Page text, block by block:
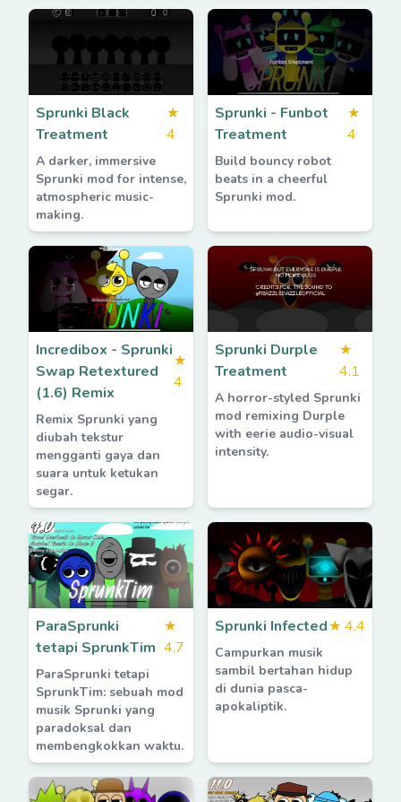
Sprunki Black
Treatment
★
4
A darker, immersive
Sprunki mod for intense,
atmospheric music-
making.
Sprunki - Funbot
Treatment
★
4
Build bouncy robot
beats in a cheerful
Sprunki mod.
Incredibox - Sprunki
Swap Retextured
(1.6) Remix
★
4
Remix Sprunki yang
diubah tekstur
mengganti gaya dan
suara untuk ketukan
segar.
Sprunki Durple
Treatment
★
4.1
A horror-styled Sprunki
mod remixing Durple
with eerie audio-visual
intensity.
ParaSprunki
tetapi SprunkTim
★
4.7
ParaSprunki tetapi
SprunkTim: sebuah mod
musik Sprunki yang
paradoksal dan
membengkokkan waktu.
Sprunki Infected★ 4.4
Campurkan musik
sambil bertahan hidup
di dunia pasca-
apokaliptik.